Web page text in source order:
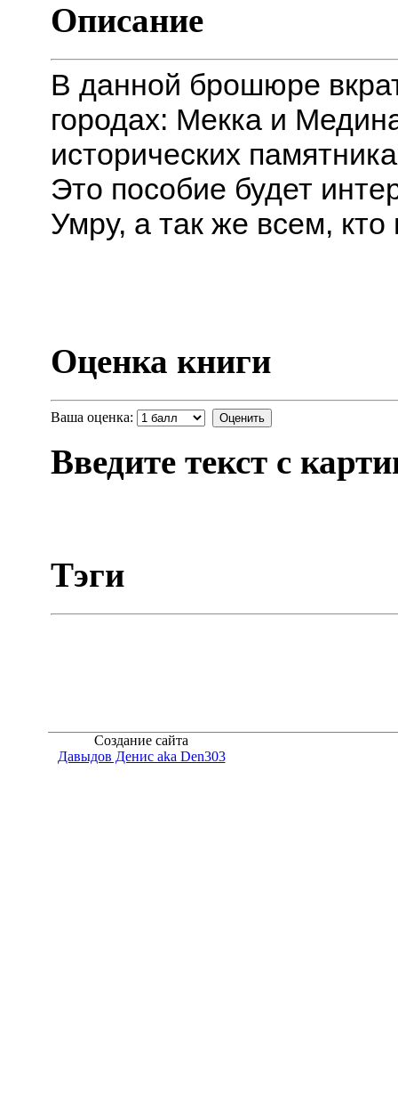
Описание
В данной брошюре
городах: Мекка и
исторических
Это пособие будет
Умру, а так же всем,
Оценка книги
Ваша оценка: Оценить
Введите текст с
Тэги
Создание сайта
Давыдов Денис aka Den303